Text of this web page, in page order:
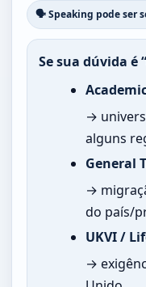
🗣️ Speaking pode ser
Se sua dúvida é
→
alguns
General
→
do país/
UKVI /
→